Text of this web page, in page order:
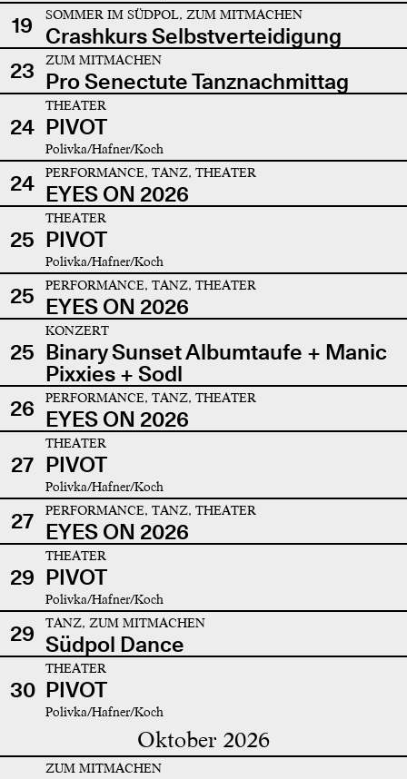
19 SOMMER IM SÜDPOL, ZUM MITMACHEN
Crashkurs Selbstverteidigung
23
ZUM MITMACHEN
Pro Senectute Tanznachmittag
24
THEATER
PIVOT
Polivka/Hafner/Koch
24 PERFORMANCE, TANZ, THEATER
EYES ON 2026
25
THEATER
PIVOT
Polivka/Hafner/Koch
25 PERFORMANCE, TANZ, THEATER
EYES ON 2026
25
KONZERT
Binary Sunset Albumtaufe + Manic
Pixxies + Sodl
26
PERFORMANCE, TANZ, THEATER
EYES ON 2026
27
THEATER
PIVOT
Polivka/Hafner/Koch
27 PERFORMANCE, TANZ, THEATER
EYES ON 2026
29
THEATER
PIVOT
Polivka/Hafner/Koch
29 TANZ, ZUM MITMACHEN
Südpol Dance
30
THEATER
PIVOT
Polivka/Hafner/Koch
Oktober 2026
ZUM MITMACHEN